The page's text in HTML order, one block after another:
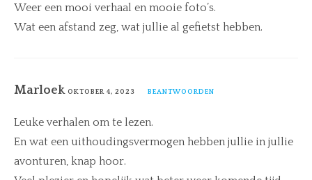
Weer een mooi verhaal en mooie foto’s.
Wat een afstand zeg, wat jullie al gefietst hebben.
Marloek OKTOBER 4, 2023 BEANTWOORDEN
Leuke verhalen om te lezen.
En wat een uithoudingsvermogen hebben jullie in jullie
avonturen, knap hoor.